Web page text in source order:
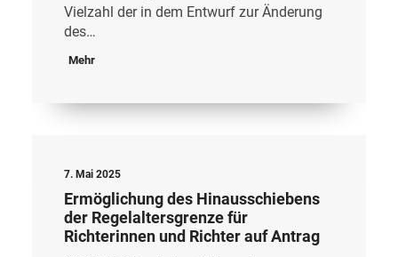
Vielzahl der in dem Entwurf zur Änderung
des…
Mehr
7. Mai 2025
Ermöglichung des Hinausschiebens
der Regelaltersgrenze für
Richterinnen und Richter auf Antrag